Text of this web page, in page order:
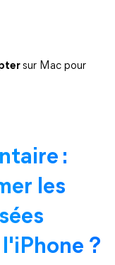
sur Mac pour
:
les
?